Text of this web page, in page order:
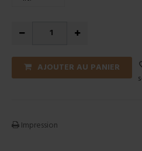
AJOUTER AU PANIER
Impression